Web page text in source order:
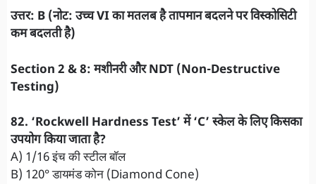
उत्तर: B (नोट: उच्च VI का मतलब है तापमान बदलने पर विस्कोसिटी
कम बदलती है)
​Section 2 & 8: मशीनरी और NDT (Non-Destructive
Testing)
82. ‘Rockwell Hardness Test’ में ‘C’ स्केल के लिए किसका
उपयोग किया जाता है?
A) 1/16 इंच की स्टील बॉल
B) 120° डायमंड कोन (Diamond Cone)